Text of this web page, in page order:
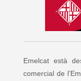
Emelcat està
comercial de